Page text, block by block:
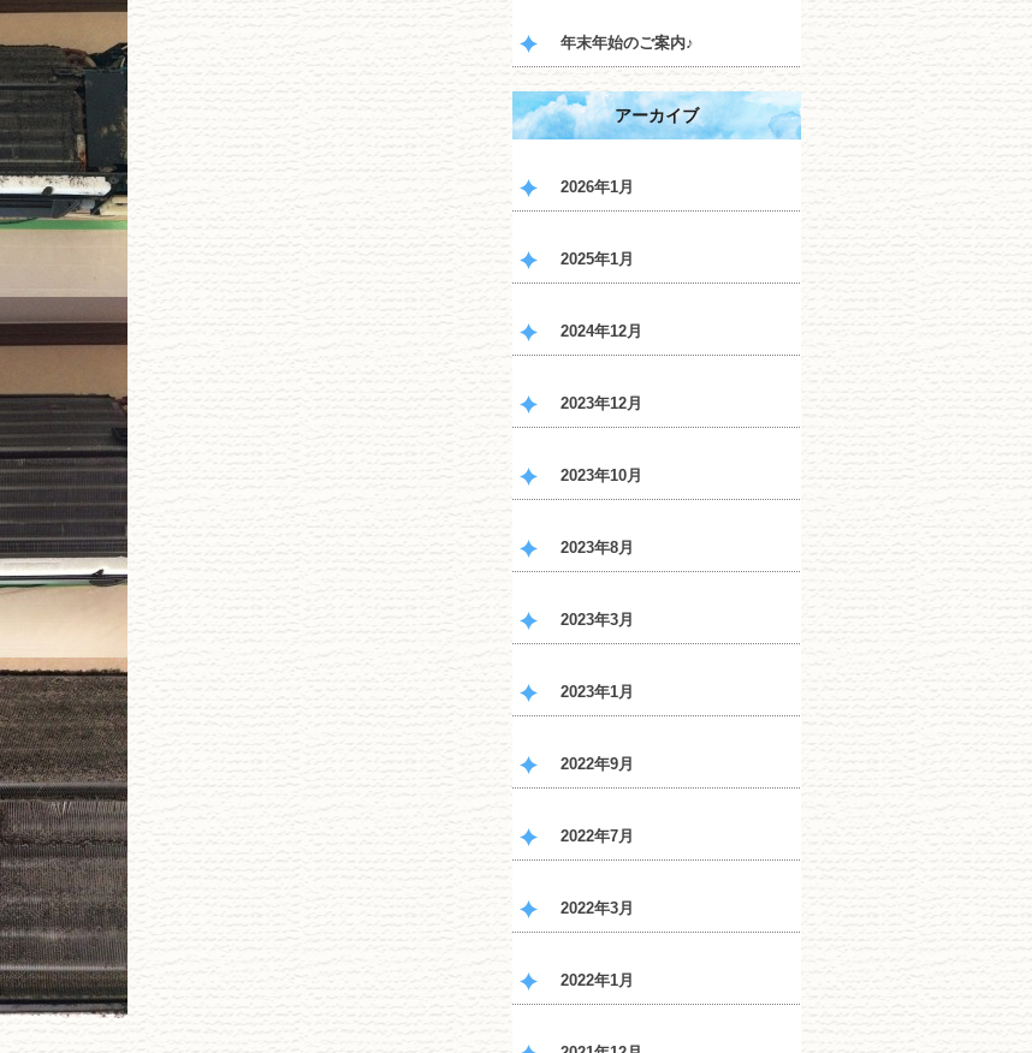
年末年始のご案内♪
アーカイブ
2026年1月
2025年1月
2024年12月
2023年12月
2023年10月
2023年8月
2023年3月
2023年1月
2022年9月
2022年7月
2022年3月
2022年1月